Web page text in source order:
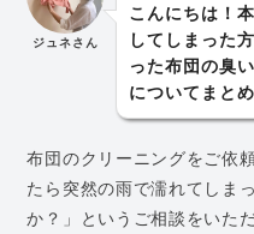
ジュネさん
こんにちは！
してしまった
った布団の臭
についてまと
布団のクリーニングをご依
たら突然の雨で濡れてしま
か？」というご相談をいた